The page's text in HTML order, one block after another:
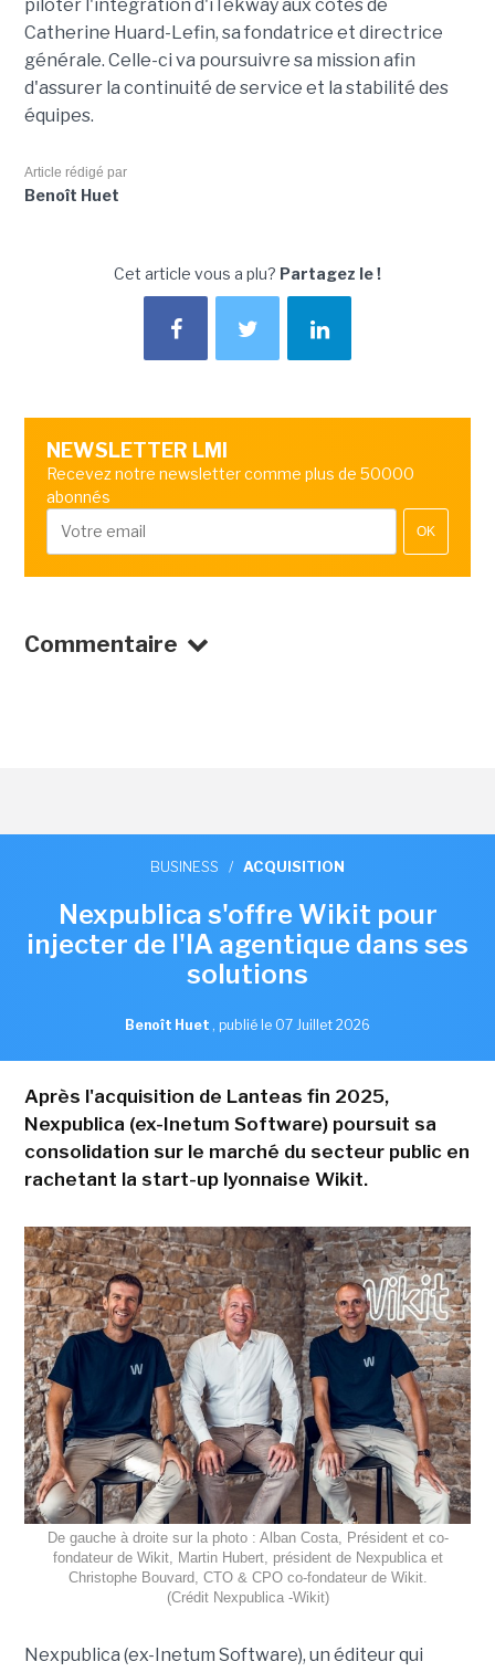
piloter l'intégration d'iTekway aux côtés de
Catherine Huard-Lefin, sa fondatrice et directrice
générale. Celle-ci va poursuivre sa mission afin
d'assurer la continuité de service et la stabilité des
équipes.
Article rédigé par
Benoît Huet
Cet article vous a plu? Partagez le !
NEWSLETTER LMI
Recevez notre newsletter comme plus de 50000
abonnés
OK
Commentaire
BUSINESS / ACQUISITION
Nexpublica s'offre Wikit pour
injecter de l'IA agentique dans ses
solutions
Benoît Huet , publié le 07 Juillet 2026
Après l'acquisition de Lanteas fin 2025,
Nexpublica (ex-Inetum Software) poursuit sa
consolidation sur le marché du secteur public en
rachetant la start-up lyonnaise Wikit.
De gauche à droite sur la photo : Alban Costa, Président et co-
fondateur de Wikit, Martin Hubert, président de Nexpublica et
Christophe Bouvard, CTO & CPO co-fondateur de Wikit.
(Crédit Nexpublica -Wikit)
Nexpublica (ex-Inetum Software), un éditeur qui